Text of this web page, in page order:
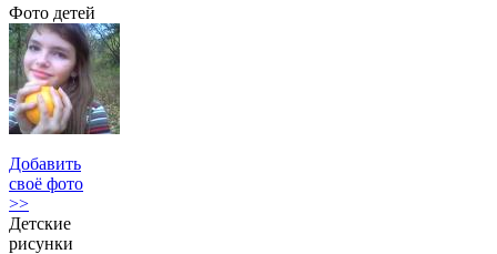
Фото детей
Добавить
своё фото
>>
Детские
рисунки